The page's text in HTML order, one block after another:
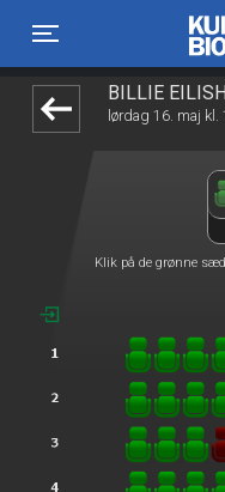
Toggle
BILLIE
lørdag 16. maj kl.
Klik på de grønne